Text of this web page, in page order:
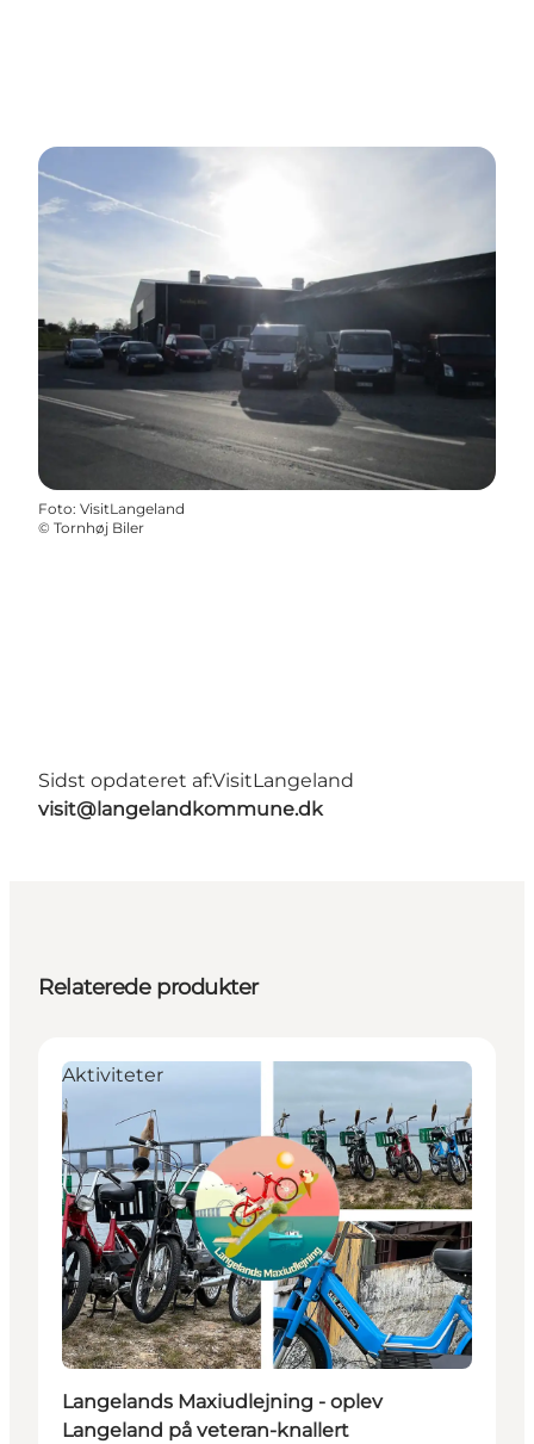
Foto: VisitLangeland
© Tornhøj Biler
Sidst opdateret af:VisitLangeland
visit@langelandkommune.dk
Relaterede produkter
Aktiviteter
Langelands Maxiudlejning - oplev
Langeland på veteran-knallert